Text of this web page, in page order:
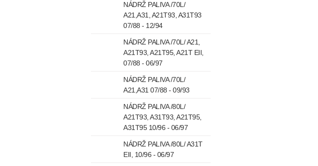
NÁDRŽ PALIVA /70L/
A21,A31, A21T93, A31T93
07/88 - 12/94
NÁDRŽ PALIVA /70L/ A21,
A21T93, A21T95, A21T EII,
07/88 - 06/97
NÁDRŽ PALIVA /70L/
A21,A31 07/88 - 09/93
NÁDRŽ PALIVA /80L/
A21T93, A31T93, A21T95,
A31T95 10/96 - 06/97
NÁDRŽ PALIVA /80L/ A31T
EII, 10/96 - 06/97